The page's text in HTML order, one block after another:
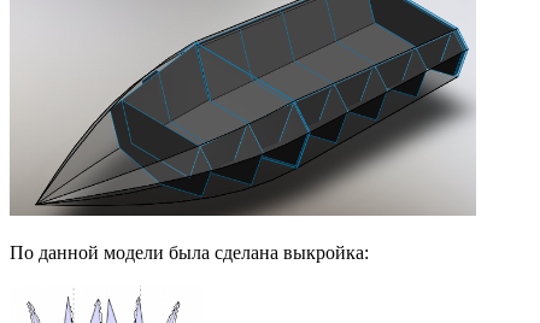
По данной модели была сделана выкройка: